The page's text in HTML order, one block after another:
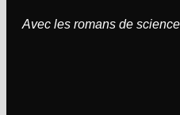
Avec les romans de